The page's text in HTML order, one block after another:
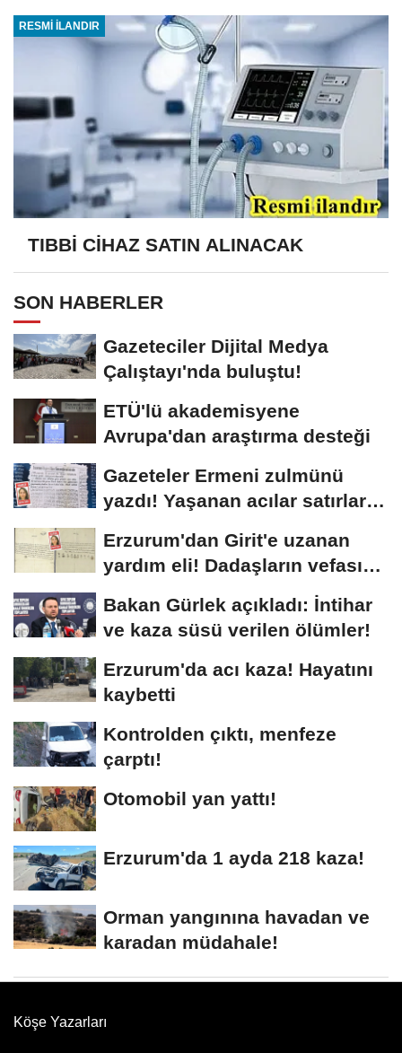
RESMİ İLANDIR
TIBBİ CİHAZ SATIN ALINACAK
SON HABERLER
Gazeteciler Dijital Medya
Çalıştayı'nda buluştu!
ETÜ'lü akademisyene
Avrupa'dan araştırma desteği
Gazeteler Ermeni zulmünü
yazdı! Yaşanan acılar satırlara
Erzurum'dan Girit'e uzanan
yardım eli! Dadaşların vefası
Bakan Gürlek açıkladı: İntihar
ve kaza süsü verilen ölümler!
Erzurum'da acı kaza! Hayatını
kaybetti
Kontrolden çıktı, menfeze
çarptı!
Otomobil yan yattı!
Erzurum'da 1 ayda 218 kaza!
Orman yangınına havadan ve
karadan müdahale!
Köşe Yazarları